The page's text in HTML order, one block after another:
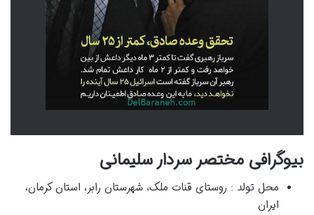
بیوگرافی مختصر سردار سلیمانی
محل تولد : روستای قنات ملک، شهرستان رابر، استان کرمان،
ایران